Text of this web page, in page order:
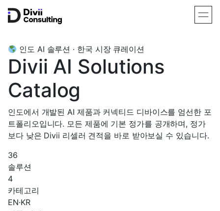
인도 AI 솔루션 · 한국 시장 큐레이션
Divii AI Solutions
Catalog
인도에서 개발된 AI 제품과 커넥티드 디바이스를 엄선한 포
트폴리오입니다. 모든 제품에 기본 정가를 공개하며, 정가
보다 낮은 Divii 리셀러 견적을 바로 받아보실 수 있습니다.
36
솔루션
4
카테고리
EN·KR